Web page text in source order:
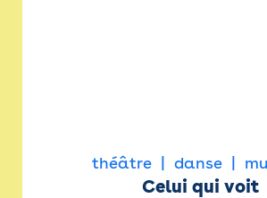
théâtre danse
Celui qui voit